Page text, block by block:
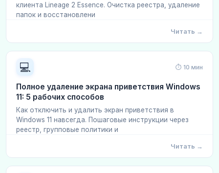
клиента Lineage 2 Essence. Очистка реестра, удаление
папок и восстановлени
Читать →
💻 ⏱ 10 мин
Полное удаление экрана приветствия Windows
11: 5 рабочих способов
Как отключить и удалить экран приветствия в
Windows 11 навсегда. Пошаговые инструкции через
реестр, групповые политики и
Читать →